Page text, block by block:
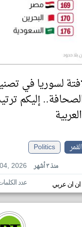
لسوريا في
إليكم
Politics
2026
منذ ٣ أشهر
ان عربي عدد الكلمات: